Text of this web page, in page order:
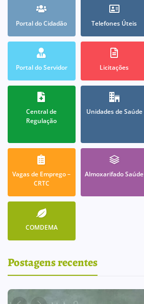
Portal do Cidadão Telefones Úteis
Portal do Servidor Licitações
Central de
Regulação
Unidades de Saúde
Vagas de Emprego –
CRTC
Almoxarifado Saúde
COMDEMA
Postagens recentes